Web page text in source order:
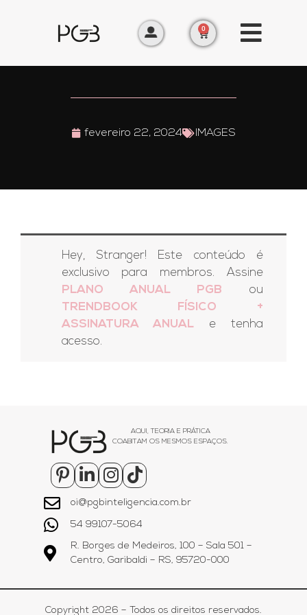
0
fevereiro 22, 2024 IMAGES
Hey, Stranger! Este conteúdo é
exclusivo para membros. Assine
PLANO ANUAL PGB ou
TRENDBOOK FÍSICO +
ASSINATURA ANUALe tenha
acesso.
AQUI, TEORIA E PRÁTICA
COABITAM OS MESMOS ESPAÇOS.
oi@pgbinteligencia.com.br
54 99107-5064
R. Borges de Medeiros, 100 – Sala 501 –
Centro, Garibaldi – RS, 95720-000
Copyright 2026 – Todos os direitos reservados.